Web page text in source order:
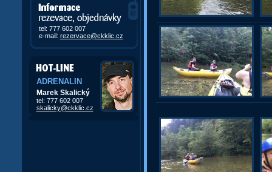
Informace, rezervace,
objedávky
tel: 777 602 007
e-mail: rezervace@ckklic.cz
ADRENALIN
Marek Skalický
tel: 777 602 007
skalicky@ckklic.cz